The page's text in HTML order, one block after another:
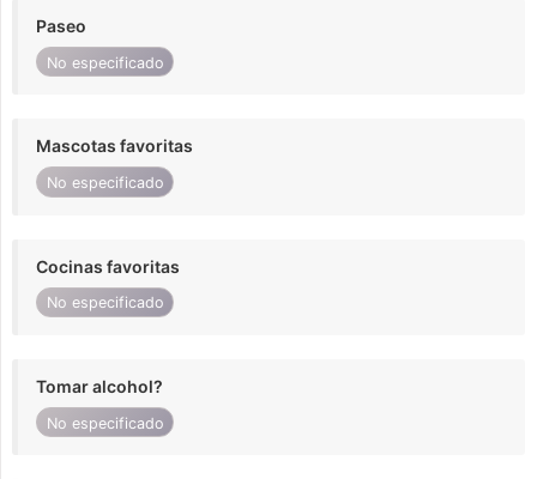
Paseo
No especificado
Mascotas favoritas
No especificado
Cocinas favoritas
No especificado
Tomar alcohol?
No especificado